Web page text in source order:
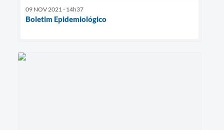
09 NOV 2021 - 14h37
Boletim Epidemiológico